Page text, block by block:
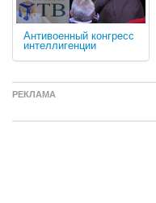
Антивоенный конгресс
интеллигенции
РЕКЛАМА